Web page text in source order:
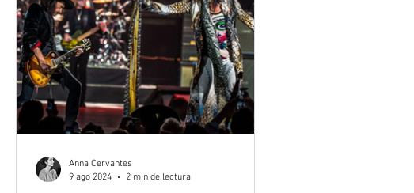
Servicio Social
Anna Cervantes
9 ago 2024
2 min de lectura